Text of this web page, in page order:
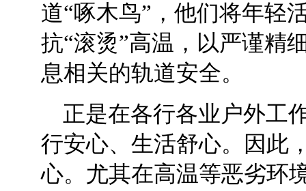
道“啄木鸟”，他们将年轻
抗“滚烫”高温，以严谨精
息相关的轨道安全。
正是在各行各业户外工
行安心、生活舒心。因此
心。尤其在高温等恶劣环